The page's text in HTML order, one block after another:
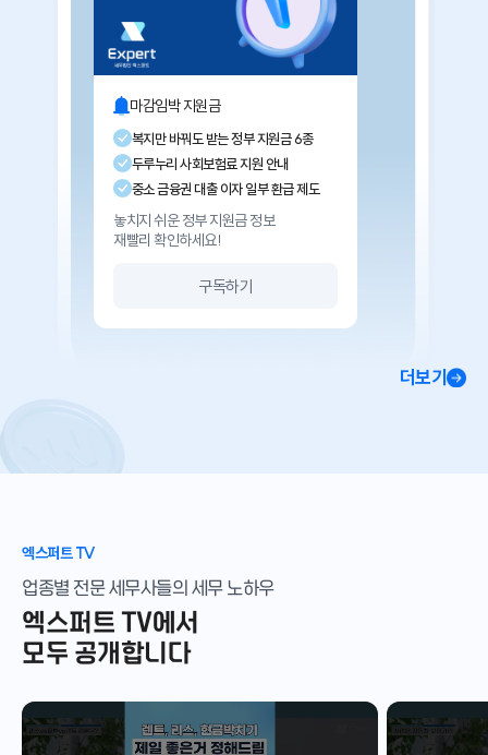
더보기
마감임박 지원금
복지만 바꿔도 받는 정부 지원금 6종
두루누리 사회보험료 지원 안내
중소 금융권 대출 이자 일부 환급 제도
놓치지 쉬운 정부 지원금 정보
재빨리 확인하세요!
구독하기
엑스퍼트 TV
업종별 전문 세무사들의 세무 노하우
엑스퍼트 TV에서
모두 공개합니다